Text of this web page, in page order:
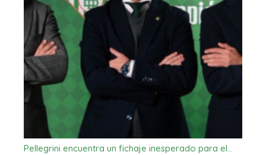
Pellegrini encuentra un fichaje inesperado para el…